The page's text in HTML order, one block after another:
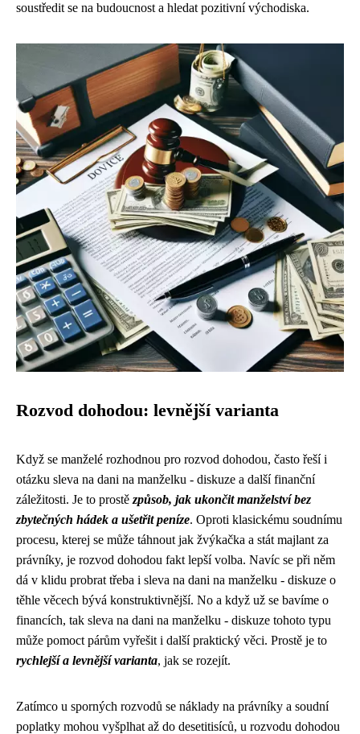
soustředit se na budoucnost a hledat pozitivní východiska.
Rozvod dohodou: levnější varianta
Když se manželé rozhodnou pro rozvod dohodou, často řeší i
otázku sleva na dani na manželku - diskuze a další finanční
záležitosti. Je to prostě způsob, jak ukončit manželství bez
zbytečných hádek a ušetřit peníze. Oproti klasickému soudnímu
procesu, kterej se může táhnout jak žvýkačka a stát majlant za
právníky, je rozvod dohodou fakt lepší volba. Navíc se při něm
dá v klidu probrat třeba i sleva na dani na manželku - diskuze o
těhle věcech bývá konstruktivnější. No a když už se bavíme o
financích, tak sleva na dani na manželku - diskuze tohoto typu
může pomoct párům vyřešit i další praktický věci. Prostě je to
rychlejší a levnější varianta, jak se rozejít.
Zatímco u sporných rozvodů se náklady na právníky a soudní
poplatky mohou vyšplhat až do desetitisíců, u rozvodu dohodou